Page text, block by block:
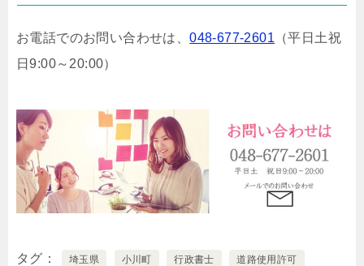
お電話でのお問い合わせは、048-677-2601 （平日土祝
日9:00～20:00）
タグ 埼玉県 小川町 行政書士 道路使用許可